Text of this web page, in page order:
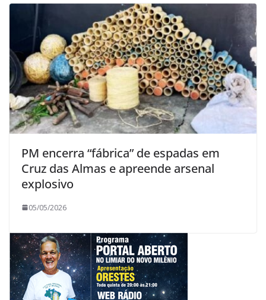
PM encerra “fábrica” de espadas em
Cruz das Almas e apreende arsenal
explosivo
05/05/2026